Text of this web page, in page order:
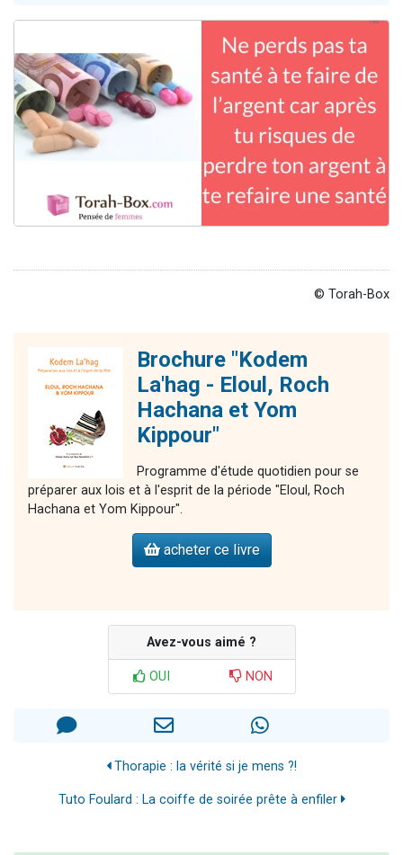
3 personnes viennent de nous rejoindre sur WhatsApp
3 personnes viennent de faire un don pour 5 jours de vacances aux Orphelins
Odaya vient de donner son Maasser
2 personnes viennent de faire un don pour Tsédaka : pauvres d'Israel
© Torah-Box
Brochure "Kodem
La'hag - Eloul, Roch
Hachana et Yom
Kippour"
Programme d'étude quotidien pour se
préparer aux lois et à l'esprit de la période "Eloul, Roch
Hachana et Yom Kippour".
acheter ce livre
Avez-vous aimé ?
OUI NON
Thorapie : la vérité si je mens ?!
Tuto Foulard : La coiffe de soirée prête à enfiler